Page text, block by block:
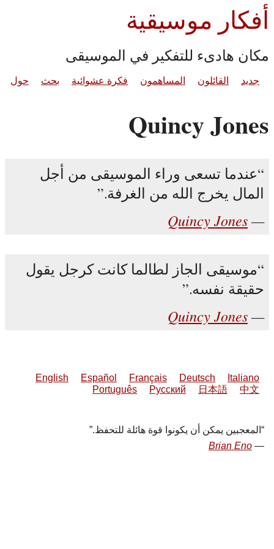
أفكار موسيقية
مكان هادىء للتفكير في الموسيقى
جديد القائلون المساهمون فكرة عشوائية بحث حول
Quincy Jones
عندما تسعى وراء الموسيقى من أجل
المال يخرج الله من الغرفة.
Quincy Jones
موسيقى الجاز لطالما كانت كرجل يقول
حقيقة نفسه.
Quincy Jones
English Español Français Deutsch
Italiano
Português
Русский 日本語 中文
المعجبين يمكن أن يكونوا قوة هائلة للتحفظ.
Brian Eno